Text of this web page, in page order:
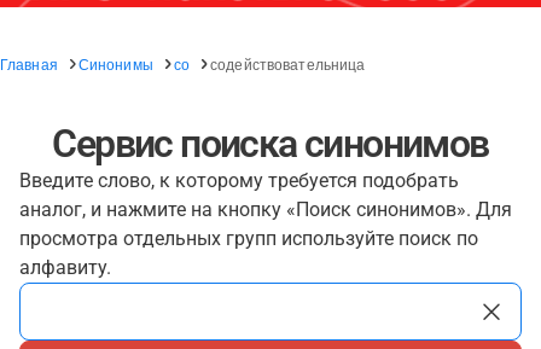
Главная Синонимы со содействовательница
Сервис поиска синонимов
Введите слово, к которому требуется подобрать
аналог, и нажмите на кнопку «Поиск синонимов». Для
просмотра отдельных групп используйте поиск по
алфавиту.